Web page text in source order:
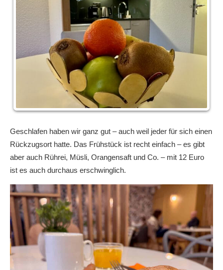
Geschlafen haben wir ganz gut – auch weil jeder für sich einen
Rückzugsort hatte. Das Frühstück ist recht einfach – es gibt
aber auch Rührei, Müsli, Orangensaft und Co. – mit 12 Euro
ist es auch durchaus erschwinglich.